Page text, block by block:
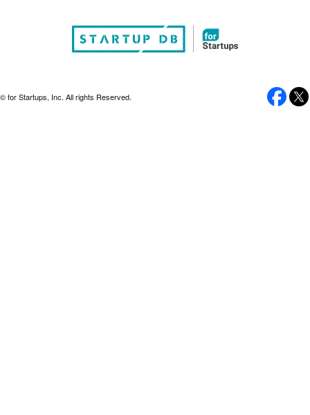
© for Startups, Inc. All rights Reserved.